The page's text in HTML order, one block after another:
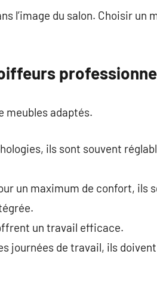
l’image du salon. Choisir un
meubles adaptés.
ils sont souvent
un maximum de confort, ils
un travail efficace.
journées de travail, ils